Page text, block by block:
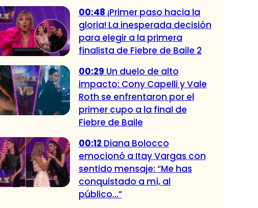
00:48 ¡Primer paso hacia la
gloria! La inesperada decisión
para elegir a la primera
finalista de Fiebre de Baile 2
00:29 Un duelo de alto
impacto: Cony Capelli y Vale
Roth se enfrentaron por el
primer cupo a la final de
Fiebre de Baile
00:12 Diana Bolocco
emocionó a Itay Vargas con
sentido mensaje: “Me has
conquistado a mí, al
público…”